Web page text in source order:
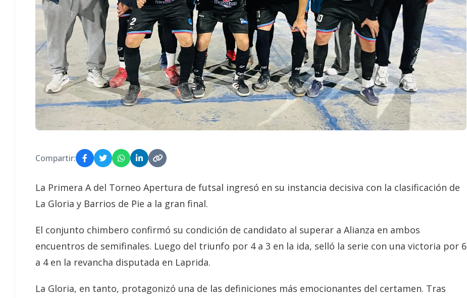
Compartir:
La Primera A del Torneo Apertura de futsal ingresó en su instancia decisiva con la clasificación de
La Gloria y Barrios de Pie a la gran final.
El conjunto chimbero confirmó su condición de candidato al superar a Alianza en ambos
encuentros de semifinales. Luego del triunfo por 4 a 3 en la ida, selló la serie con una victoria por 6
a 4 en la revancha disputada en Laprida.
La Gloria, en tanto, protagonizó una de las definiciones más emocionantes del certamen. Tras